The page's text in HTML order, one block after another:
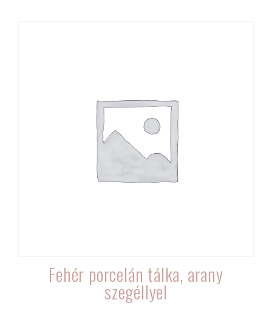
Fehér porcelán tálka, arany
szegéllyel